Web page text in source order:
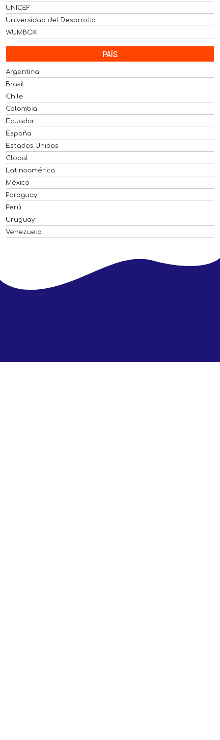
UNICEF
Universidad del Desarrollo
WUMBOX
PAÍS
Argentina
Brasil
Chile
Colombia
Ecuador
España
Estados Unidos
Global
Latinoamérica
México
Paraguay
Perú
Uruguay
Venezuela